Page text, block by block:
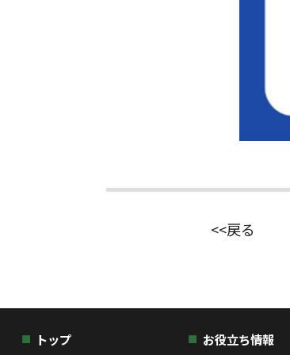
<<戻る
トップ お役立ち情報